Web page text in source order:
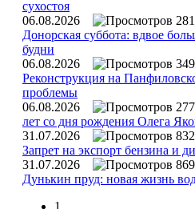
сухостоя
06.08.2026
Донорская суббота: вдвое
будни
06.08.2026
Реконструкция на
проблемы
06.08.2026
лет со дня рождения Олега
31.07.2026
Запрет на экспорт бензина и
31.07.2026
Дунькин пруд: новая жизнь
1